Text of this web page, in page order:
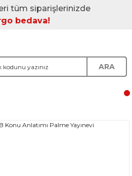
tüm siparişlerinizde
bedava!
ARA